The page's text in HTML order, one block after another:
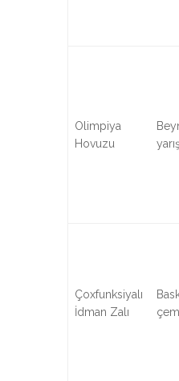
Olimpiya
Hovuzu
Çoxfunksiyalı
İdman Zalı